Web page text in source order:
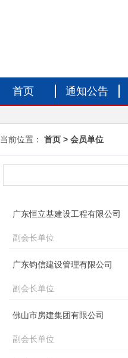
首页 通知公告
当前位置： 首页 会员单位
广东恒立基建设工程有限公司
副会长单位
广东钧信建设管理有限公司
副会长单位
佛山市房建集团有限公司
副会长单位